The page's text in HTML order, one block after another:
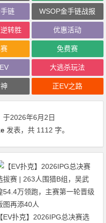
链 WSOP金手链战报
转胜 优惠活动
免费赛
大逃杀玩法
正EV之路
于2026年6月2日
发表，共 1112 字。
【EV扑克】2026IPG总决赛选